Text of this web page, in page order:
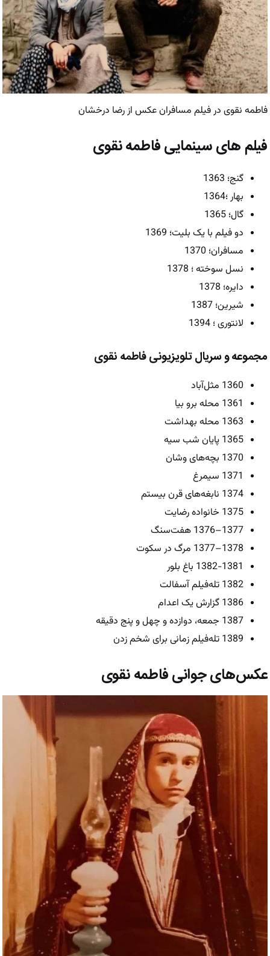
فاطمه نقوی در فیلم مسافران عکس از رضا درخشان
فیلم های سینمایی فاطمه نقوی
گنج؛ 1363
بهار ؛1364
گال؛ 1365
دو فیلم با یک بلیت؛ 1369
مسافران؛ 1370
نسل سوخته ؛ 1378
دایره؛ 1378
شیرین؛ 1387
لانتوری ؛ 1394
مجموعه و سریال تلویزیونی فاطمه نقوی
1360 مثل‌آباد
1361 محله برو بیا
1363 محله بهداشت
1365 پایان شب سیه
1370 بچه‌های وشان
1371 سیمرغ
1374 نابغه‌های قرن بیستم
1375 خانواده رضایت
1377–1376 هفت‌سنگ
1378–1377 مرگ در سکوت
1382-1381 باغ بلور
1382 تله‌فیلم آسفالت
1386 گزارش یک اعدام
1387 جمعه، دوازده و چهل و پنج دقیقه
1389 تله‌فیلم زمانی برای شخم زدن
عکس‌های جوانی فاطمه نقوی